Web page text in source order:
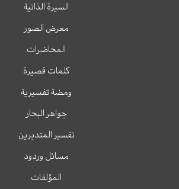
السيرة الذاتية
معرض الصور
المحاضرات
كلمات قصيرة
ومضة تفسيرية
جواهر البحار
تفسير المتدبرين
مسائل وردود
المؤلفات